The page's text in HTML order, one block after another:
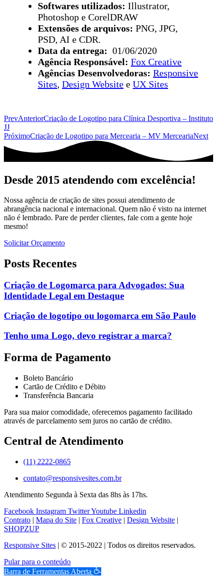
Softwares utilizados: Illustrator,
Photoshop e CorelDRAW
Extensões de arquivos: PNG, JPG,
PSD, AI e CDR.
Data da entrega: 01/06/2020
Agência Responsável: Fox Creative
Agências Desenvolvedoras: Responsive
Sites, Design Website e UX Sites
PrevAnteriorCriação de Logotipo para Clínica Desportiva – Instituto
JJ
PróximoCriação de Logotipo para Mercearia – MV MerceariaNext
Desde 2015 atendendo com excelência!
Nossa agência de criação de sites possui atendimento de
abrangência nacional e internacional. Quem não é visto na internet
não é lembrado. Pare de perder clientes, fale com a gente hoje
mesmo!
Solicitar Orçamento
Posts Recentes
Criação de Logomarca para Advogados: Sua
Identidade Legal em Destaque
Criação de logotipo ou logomarca em São Paulo
Tenho uma Logo, devo registrar a marca?
Forma de Pagamento
Boleto Bancário
Cartão de Crédito e Débito
Transferência Bancaria
Para sua maior comodidade, oferecemos pagamento facilitado
através de parcelamento sem juros no cartão de crédito.
Central de Atendimento
(11) 2222-0865
contato@responsivesites.com.br
Atendimento Segunda à Sexta das 8hs às 17hs.
Facebook Instagram TwitterYoutube Linkedin
Contrato | Mapa do Site | Fox Creative | Design Website |
SHOPZUP
Responsive Sites | © 2015-2022 | Todos os direitos reservados.
Pular para o conteúdo
Barra de Ferramentas Aberta